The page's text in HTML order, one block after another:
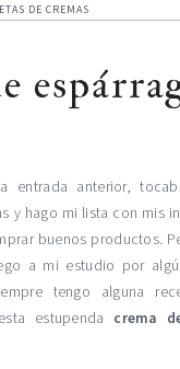
DE CREMAS
entrada anterior,
y hago mi lista con mis
buenos productos.
a mi estudio por
tengo alguna
estupenda crema